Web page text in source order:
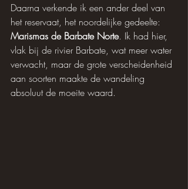
Daarna verkende ik een ander deel van
het reservaat, het noordelijke gedeelte:
Marismas de Barbate Norte. Ik had hier,
vlak bij de rivier Barbate, wat meer water
verwacht, maar de grote verscheidenheid
aan soorten maakte de wandeling
absoluut de moeite waard.